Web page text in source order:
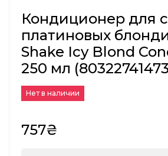
Кондиционер для
платиновых
Shake Icy Blond
250 мл
Нет в наличии
757₴